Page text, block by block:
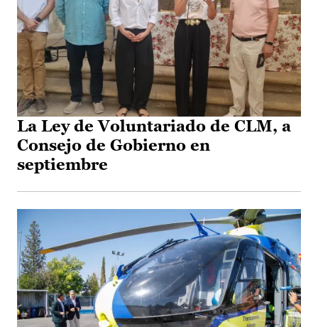
La Ley de Voluntariado de CLM, a
Consejo de Gobierno en
septiembre